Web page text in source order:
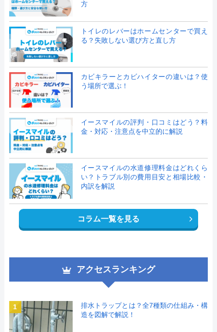
方
トイレのレバーはホームセンターで買え
る？失敗しない選び方と直し方
カビキラーとカビハイターの違いは？使
う場所で選ぶ！
イースマイルの評判・口コミはどう？料
金・対応・注意点を中立的に解説
イースマイルの水道修理料金はどれくら
い？トラブル別の費用目安と相場比較・
内訳を解説
コラム一覧を見る
アクセスランキング
1
排水トラップとは？全7種類の仕組み・構
造を図解で解説！